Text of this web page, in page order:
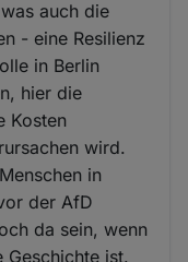
auch die
- eine Resilienz
in Berlin
hier die
Kosten
wird.
in
der AfD
da sein, wenn
ist.